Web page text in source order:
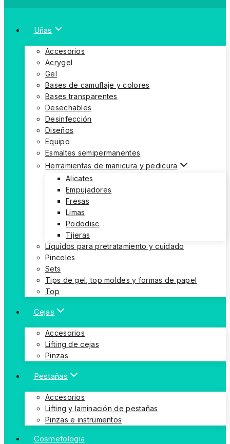
Uñas
Accesorios
Acrygel
Gel
Bases de camuflaje y colores
Bases transparentes
Desechables
Desinfección
Diseños
Equipo
Esmaltes semipermanentes
Herramientas de manicura y pedicura
Alicates
Empujadores
Fresas
Limas
Pododisc
Tijeras
Líquidos para pretratamiento y cuidado
Pinceles
Sets
Tips de gel, top moldes y formas de papel
Top
Cejas
Accesorios
Lifting de cejas
Pinzas
Pestañas
Accesorios
Lifting y laminación de pestañas
Pinzas e instrumentos
Cosmetologia